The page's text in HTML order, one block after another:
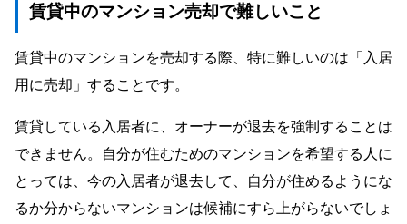
賃貸中のマンション売却で難しいこと
賃貸中のマンションを売却する際、特に難しいのは「入居
用に売却」することです。
賃貸している入居者に、オーナーが退去を強制することは
できません。自分が住むためのマンションを希望する人に
とっては、今の入居者が退去して、自分が住めるようにな
るか分からないマンションは候補にすら上がらないでしょ